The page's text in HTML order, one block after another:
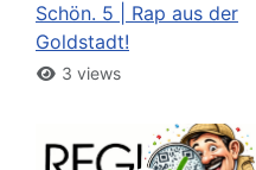
Schön. 5 | Rap aus der
Goldstadt!
3 views